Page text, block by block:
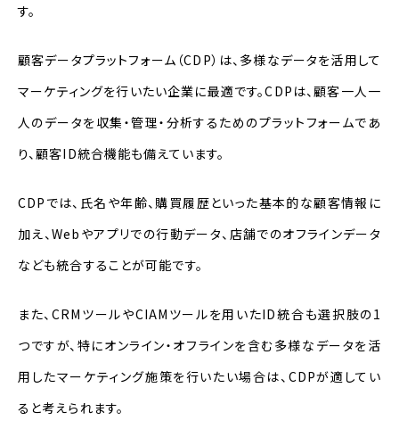
す。
顧客データプラットフォーム（CDP）は、多様なデータを活用して
マーケティングを行いたい企業に最適です。CDPは、顧客一人一
人のデータを収集・管理・分析するためのプラットフォームであ
り、顧客ID統合機能も備えています。
CDP では、氏名や年齢、購買履歴といった基本的な顧客情報に
加え、Webやアプリでの行動データ、店舗でのオフラインデータ
なども統合することが可能です。
また、CRMツールやCIAMツールを用いたID統合も選択肢の1
つですが、特にオンライン・オフラインを含む多様なデータを活
用したマーケティング施策を行いたい場合は、CDPが適してい
ると考えられます。